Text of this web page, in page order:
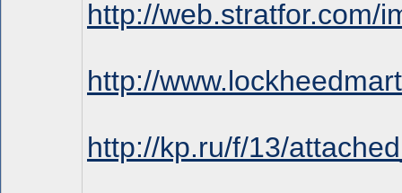
http://web.stratfor.com/
http://
http://kp.ru/f/13/